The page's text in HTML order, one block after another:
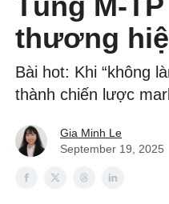
thương
Bài hot: Khi “không
thành chiến lược
Gia Minh Le
September 19, 2025